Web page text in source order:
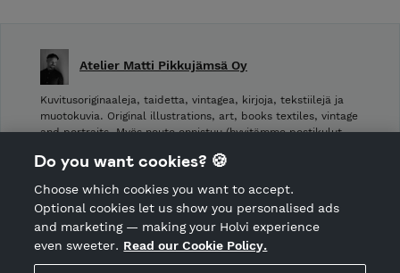
Hosted by Holvi
Atelier Matti Pikkujämsä Oy
Kuvitusoriginaaleja, taidetta, vintagea, kirjoja, tekstiilejä ja
muotokuvia. Original illustrations, art, books textiles, vintage
and portraits. Myös nouto onnistuu (hyvitämme postikulut
CANCEL ORDER
Do you want cookies? 🍪
Choose which cookies you want to accept.
Optional cookies let us show you personalised ads
and marketing — making your Holvi experience
even sweeter. Read our Cookie Policy.